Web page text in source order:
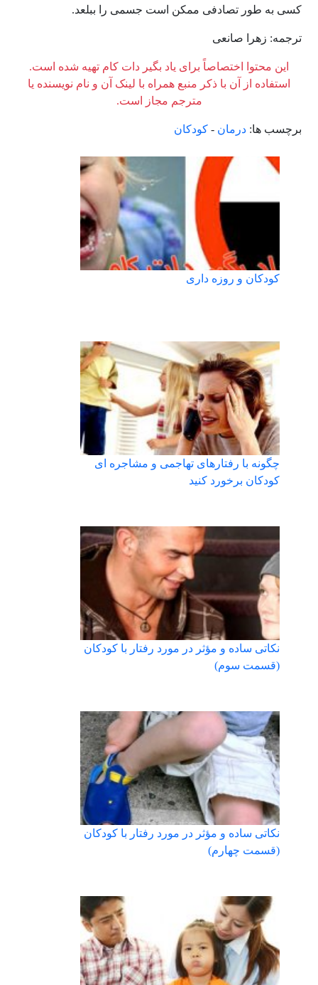
کسی به طور تصادفی ممکن است جسمی را ببلعد.
ترجمه: زهرا صانعی
این محتوا اختصاصاً برای یاد بگیر دات کام تهیه شده است.
استفاده از آن با ذکر منبع همراه با لینک آن و نام نویسنده یا
مترجم مجاز است.
برچسب ها: درمان - کودکان
کودکان و روزه داری
چگونه با رفتارهای تهاجمی و مشاجره ای
کودکان برخورد کنید
نکاتی ساده و مؤثر در مورد رفتار با کودکان
(قسمت سوم)
نکاتی ساده و مؤثر در مورد رفتار با کودکان
(قسمت چهارم)